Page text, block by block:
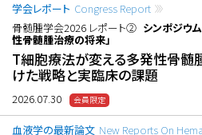
学会レポート Congress Report
骨髄腫学会2026 レポート② シンポジウ
性骨髄腫治療の将来」
T細胞療法が変える多発性骨
けた戦略と実臨床の課題
2026.07.30
血液学の最新論文 New Reports On